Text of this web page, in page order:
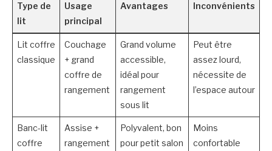
Type de
lit
Usage
principal
Avantages Inconvénients
Lit coffre
classique
Couchage
+ grand
coffre de
rangement
Grand volume
accessible,
idéal pour
rangement
sous lit
Peut être
assez lourd,
nécessite de
l’espace autour
Banc-lit
coffre
Assise +
rangement
Polyvalent, bon
pour petit salon
Moins
confortable